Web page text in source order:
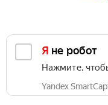
Я не робот
Нажмите,
Yandex